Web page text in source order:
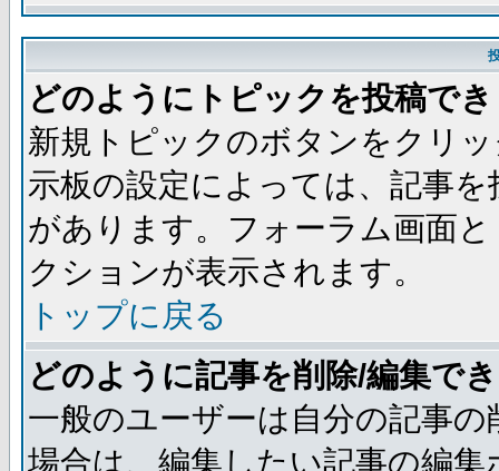
どのようにトピックを投稿で
新規トピックのボタンをクリ
示板の設定によっては、記事
があります。フォーラム画面
クションが表示されます。
トップに戻る
どのように記事を削除/編集で
一般のユーザーは自分の記事
場合は、編集したい記事の編